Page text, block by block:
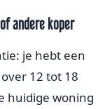
andere koper
je hebt een
12 tot 18
huidige woning